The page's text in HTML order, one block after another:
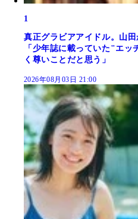
1
真正グラビアアイドル。山
「少年誌に載っていた"エ
く尊いことだと思う」
2026年08月03日 21:00